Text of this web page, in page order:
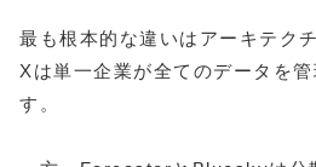
最も根本的な違いはアーキテク
Xは単一企業が全てのデータを
す。